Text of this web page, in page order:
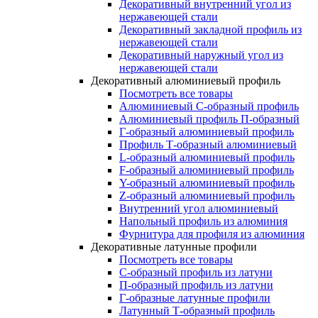
Декоративный внутренний угол из
нержавеющей стали
Декоративный закладной профиль из
нержавеющей стали
Декоративный наружный угол из
нержавеющей стали
Декоративный алюминиевый профиль
Посмотреть все товары
Алюминиевый С-образный профиль
Алюминиевый профиль П-образный
Г-образный алюминиевый профиль
Профиль Т-образный алюминиевый
L-образный алюминиевый профиль
F-образный алюминиевый профиль
Y-образный алюминиевый профиль
Z-образный алюминиевый профиль
Внутренний угол алюминиевый
Напольный профиль из алюминия
Фурнитура для профиля из алюминия
Декоративные латунные профили
Посмотреть все товары
C-образный профиль из латуни
П-образный профиль из латуни
Г-образные латунные профили
Латунный Т-образный профиль